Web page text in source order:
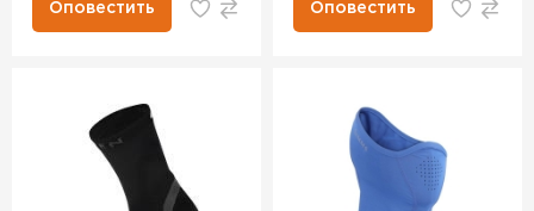
Оповестить Оповестить